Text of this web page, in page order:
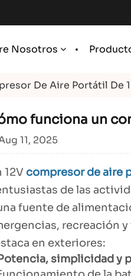
Nosotros
De Aire Portátil De
funciona un
11, 2025
12V compresor de aire
de las
fuente de
recreación
en exteriores:
simplicidad y